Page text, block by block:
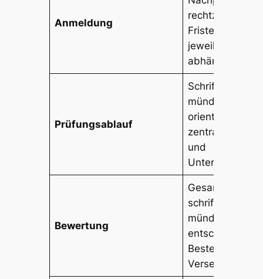
Anmeldung
rechtzeitig
Fristen sind
jeweiligen
abhängig.
Prüfungsablauf
Schriftliche und
mündliche
orientiert an
zentralen
und
Bewertung
Gesamtnote
schriftlicher
mündlicher
entscheidet
Bestehen und
Versetzung.